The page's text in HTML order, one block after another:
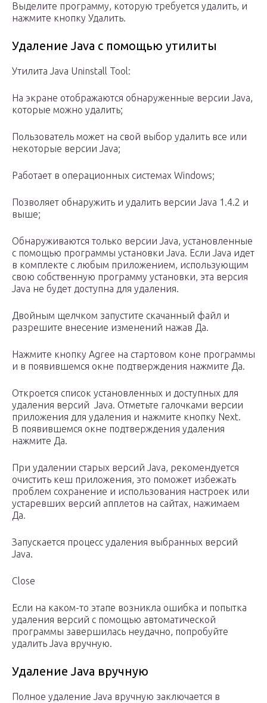
Выделите программу, которую требуется удалить, и
нажмите кнопку Удалить.
Удаление Java с помощью утилиты
Утилита Java Uninstall Tool:
На экране отображаются обнаруженные версии Java,
которые можно удалить;
Пользователь может на свой выбор удалить все или
некоторые версии Java;
Работает в операционных системах Windows;
Позволяет обнаружить и удалить версии Java 1.4.2 и
выше;
Обнаруживаются только версии Java, установленные
с помощью программы установки Java. Если Java идет
в комплекте с любым приложением, использующим
свою собственную программу установки, эта версия
Java не будет доступна для удаления.
Двойным щелчком запустите скачанный файл и
разрешите внесение изменений нажав Да.
Нажмите кнопку Agree на стартовом коне программы
и в появившемся окне подтверждения нажмите Да.
Откроется список установленных и доступных для
удаления версий Java. Отметьте галочками версии
приложения для удаления и нажмите кнопку Next.
В появившемся окне подтверждения удаления
нажмите Да.
При удалении старых версий Java, рекомендуется
очистить кеш приложения, это поможет избежать
проблем сохранение и использования настроек или
устаревших версий апплетов на сайтах, нажимаем
Да.
Запускается процесс удаления выбранных версий
Java.
Close
Если на каком-то этапе возникла ошибка и попытка
удаления версий с помощью автоматической
программы завершилась неудачно, попробуйте
удалить Java вручную.
Удаление Java вручную
Полное удаление Java вручную заключается в